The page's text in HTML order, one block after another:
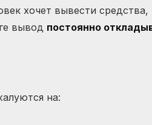
хочет вывести средства,
вывод постоянно
на: